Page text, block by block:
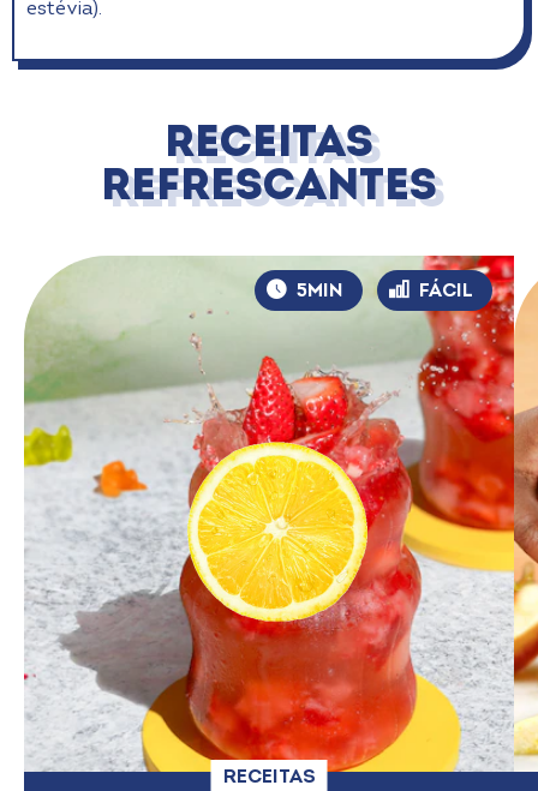
estévia).
Receitas
Refrescantes​
RECEITAS
5MIN FÁCIL